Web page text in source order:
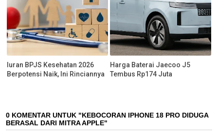
Iuran BPJS Kesehatan 2026
Berpotensi Naik, Ini Rinciannya
Harga Baterai Jaecoo J5
Tembus Rp174 Juta
0 KOMENTAR UNTUK "KEBOCORAN IPHONE 18 PRO DIDUGA
BERASAL DARI MITRA APPLE"